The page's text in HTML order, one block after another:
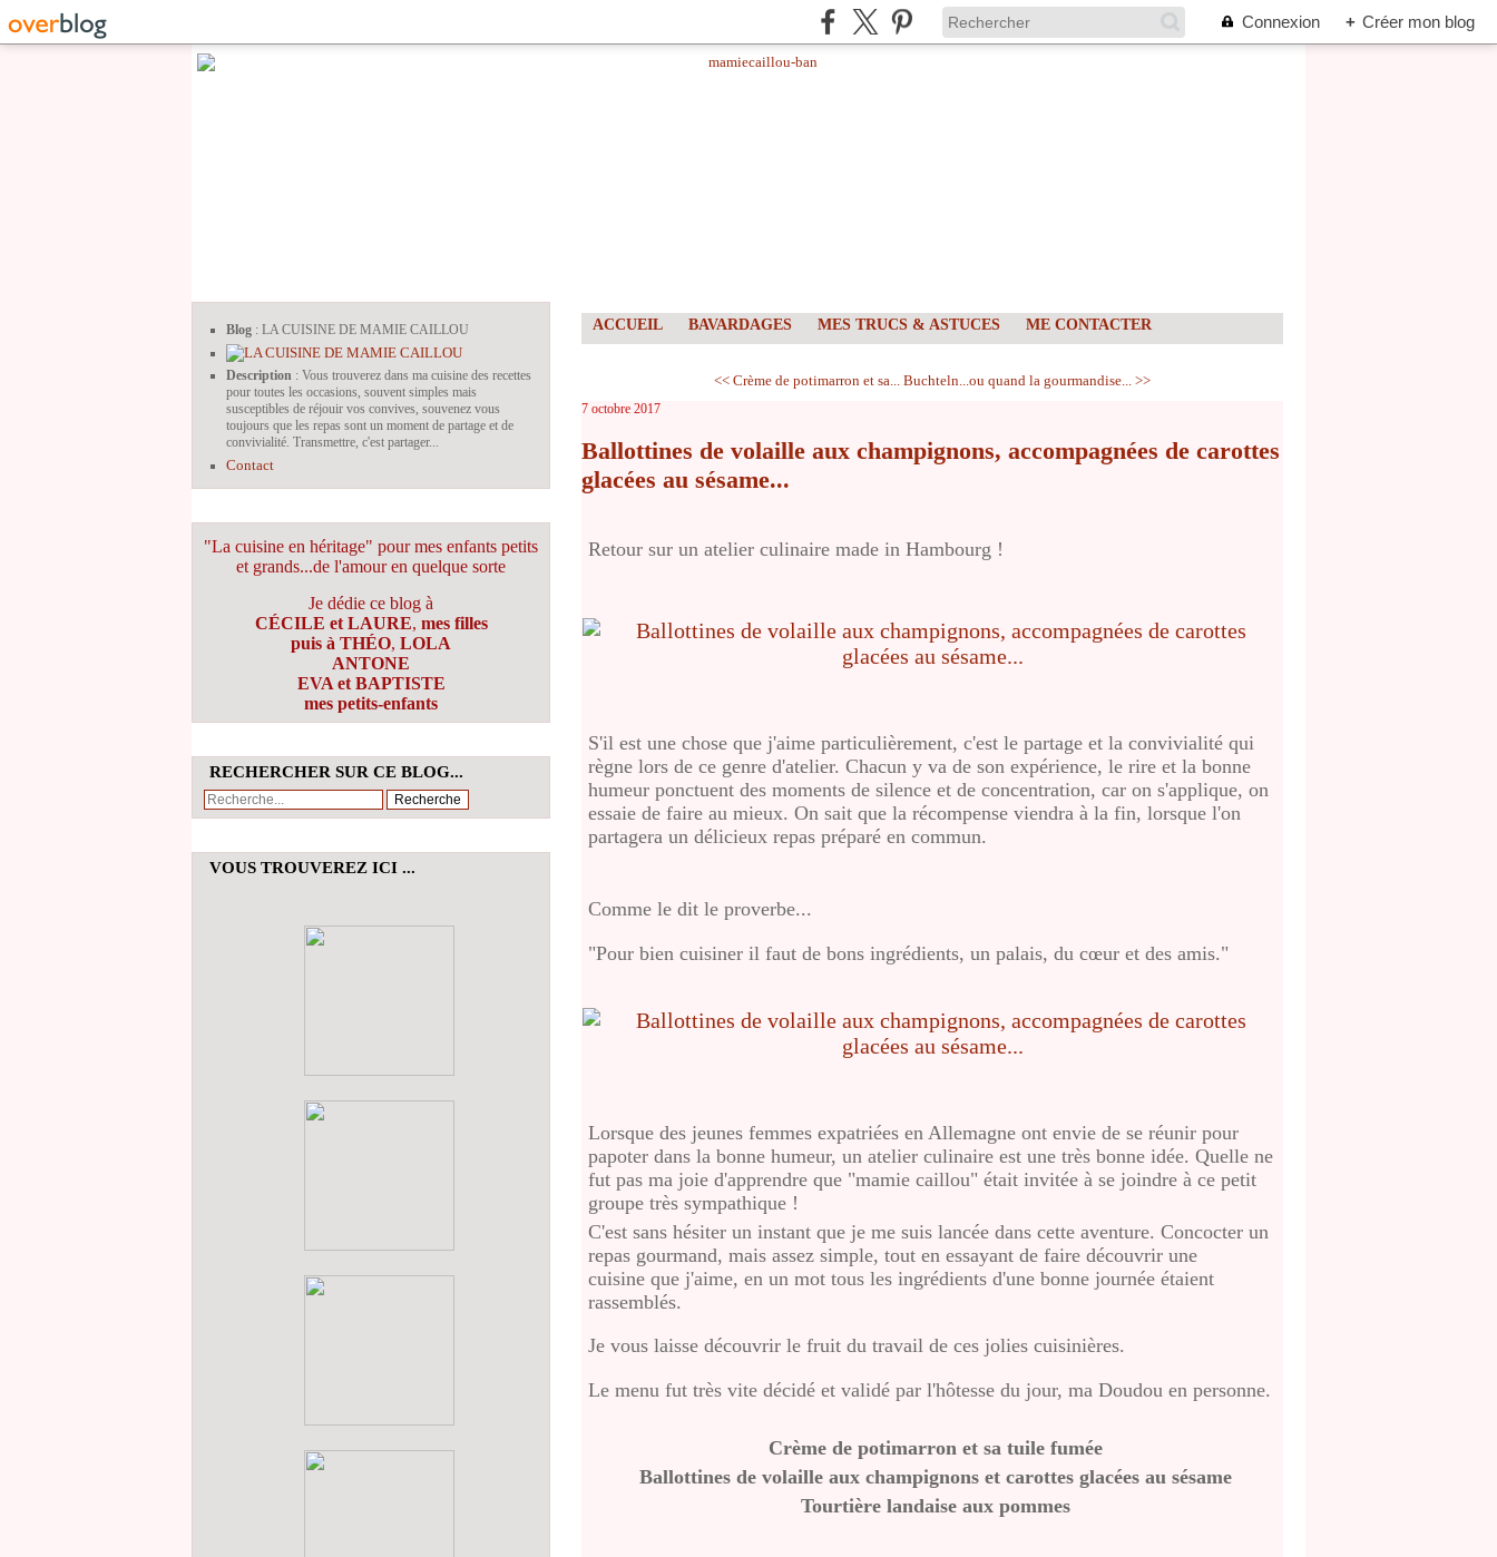
Connexion + Créer mon blog
Blog : LA CUISINE DE MAMIE CAILLOU
Description : Vous trouverez dans ma cuisine des recettes
pour toutes les occasions, souvent simples mais
susceptibles de réjouir vos convives, souvenez vous
toujours que les repas sont un moment de partage et de
convivialité. Transmettre, c'est partager...
Contact
"La cuisine en héritage" pour mes enfants petits
et grands...de l'amour en quelque sorte
Je dédie ce blog à
CÉCILE et LAURE, mes filles
puis à THÉO, LOLA
ANTONE
EVA et BAPTISTE
mes petits-enfants
RECHERCHER SUR CE BLOG...
VOUS TROUVEREZ ICI ...
ACCUEIL BAVARDAGES MES TRUCS & ASTUCES ME CONTACTER
<< Crème de potimarron et sa... Buchteln...ou quand la gourmandise... >>
7 octobre 2017
Ballottines de volaille aux champignons, accompagnées de carottes
glacées au sésame...
Retour sur un atelier culinaire made in Hambourg !
S'il est une chose que j'aime particulièrement, c'est le partage et la convivialité qui
règne lors de ce genre d'atelier. Chacun y va de son expérience, le rire et la bonne
humeur ponctuent des moments de silence et de concentration, car on s'applique, on
essaie de faire au mieux. On sait que la récompense viendra à la fin, lorsque l'on
partagera un délicieux repas préparé en commun.
Comme le dit le proverbe...
"Pour bien cuisiner il faut de bons ingrédients, un palais, du cœur et des amis."
Lorsque des jeunes femmes expatriées en Allemagne ont envie de se réunir pour
papoter dans la bonne humeur, un atelier culinaire est une très bonne idée. Quelle ne
fut pas ma joie d'apprendre que "mamie caillou" était invitée à se joindre à ce petit
groupe très sympathique !
C'est sans hésiter un instant que je me suis lancée dans cette aventure. Concocter un
repas gourmand, mais assez simple, tout en essayant de faire découvrir une
cuisine que j'aime, en un mot tous les ingrédients d'une bonne journée étaient
rassemblés.
Je vous laisse découvrir le fruit du travail de ces jolies cuisinières.
Le menu fut très vite décidé et validé par l'hôtesse du jour, ma Doudou en personne.
Crème de potimarron et sa tuile fumée
Ballottines de volaille aux champignons et carottes glacées au sésame
Tourtière landaise aux pommes